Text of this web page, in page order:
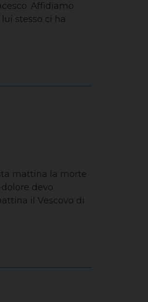
Affidiamo
stesso ci ha
mattina la morte
devo
il Vescovo di